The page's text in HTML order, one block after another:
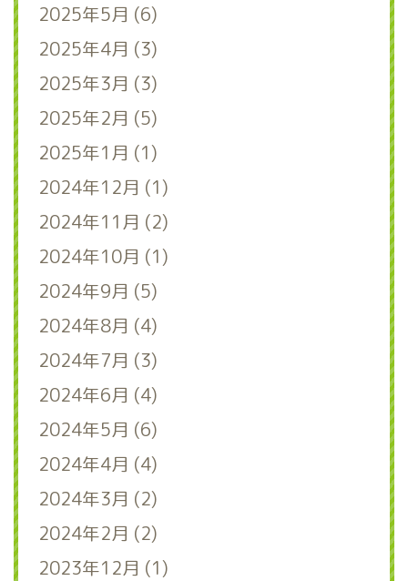
2025年5月 (6)
2025年4月 (3)
2025年3月 (3)
2025年2月 (5)
2025年1月 (1)
2024年12月 (1)
2024年11月 (2)
2024年10月 (1)
2024年9月 (5)
2024年8月 (4)
2024年7月 (3)
2024年6月 (4)
2024年5月 (6)
2024年4月 (4)
2024年3月 (2)
2024年2月 (2)
2023年12月 (1)